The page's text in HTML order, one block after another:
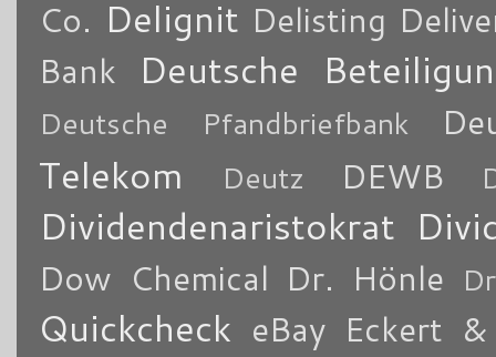
Co. Delignit Delisting
Bank
Deutsche
Deutsche Pfandbriefbank
Telekom Deutz DEWB
Dividendenaristokrat
Dow Chemical Dr. Hönle
Quickcheck eBay Eckert